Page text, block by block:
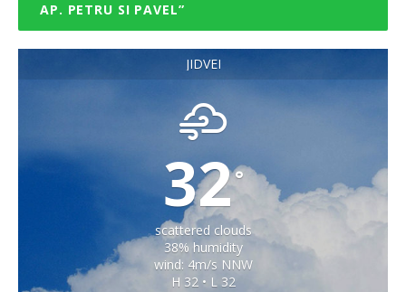
AP. PETRU SI PAVEL”
JIDVEI
32°
scattered clouds
38% humidity
wind: 4m/s NNW
H 32 • L 32